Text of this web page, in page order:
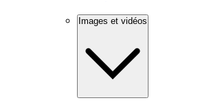
Images et vidéos